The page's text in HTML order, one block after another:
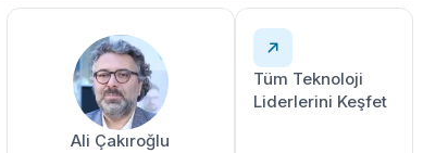
Ali Çakıroğlu
Tüm Teknoloji
Liderlerini Keşfet